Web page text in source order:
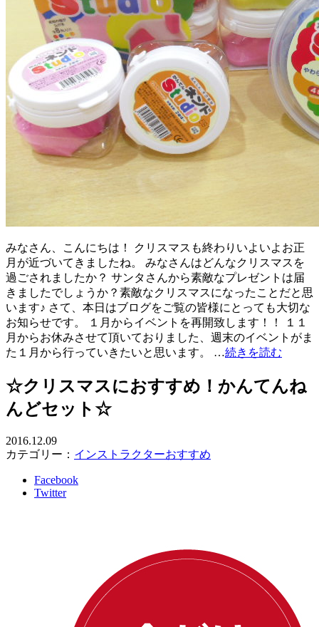
みなさん、こんにちは！ クリスマスも終わりいよいよお正
月が近づいてきましたね。 みなさんはどんなクリスマスを
過ごされましたか？ サンタさんから素敵なプレゼントは届
きましたでしょうか？素敵なクリスマスになったことだと思
います♪ さて、本日はブログをご覧の皆様にとっても大切な
お知らせです。 １月からイベントを再開致します！！ １１
月からお休みさせて頂いておりました、週末のイベントがま
た１月から行っていきたいと思います。 …続きを読む
☆クリスマスにおすすめ！かんてんね
んどセット☆
2016.12.09
カテゴリー： インストラクターおすすめ
Facebook
Twitter